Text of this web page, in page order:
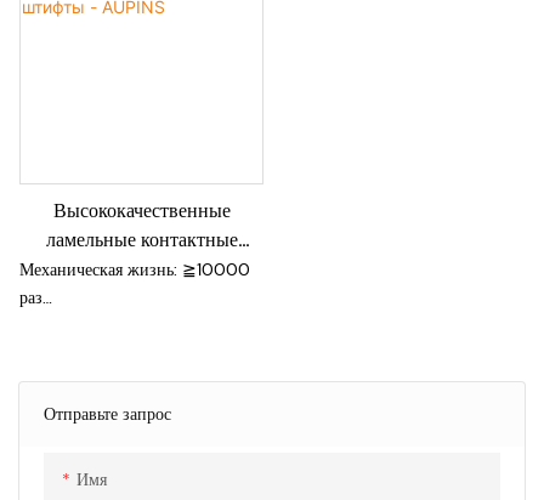
Отправьте запрос
Имя
Высококачественные
ламельные контактные
штифты - AUPINS
Механическая жизнь: ≧10000
раз
Мягкая сила сопряжения
Низкое контактное